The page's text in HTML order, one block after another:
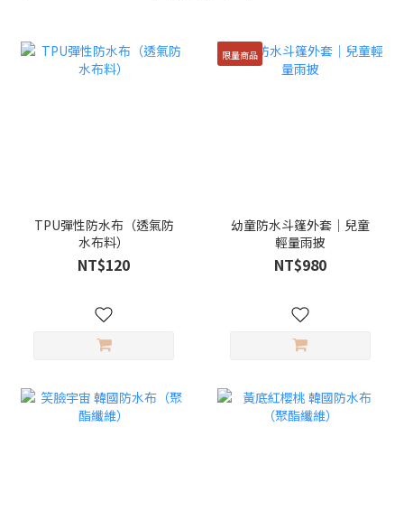
TPU彈性防水布（透氣防
水布料）
NT$120
限量商品
幼童防水斗篷外套｜兒童
輕量雨披
NT$980